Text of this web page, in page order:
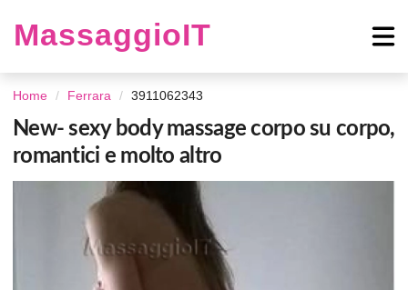
MassaggioIT
Home Ferrara 3911062343
New- sexy body massage corpo su corpo,
romantici e molto altro